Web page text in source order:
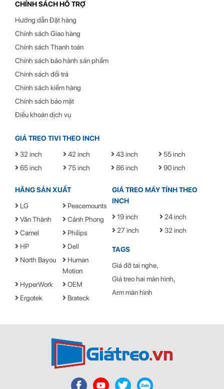
CHÍNH SÁCH HỖ TRỢ
Hướng dẫn Đặt hàng
Chính sách Giao hàng
Chính sách Thanh toán
Chính sách bảo hành sản phẩm
Chính sách đổi trả
Chính sách kiểm hàng
Chính sách bảo mật
Điều khoản dịch vụ
GIÁ TREO TIVI THEO INCH
32 inch
42 inch 43 inch
55 inch
65 inch
75 inch 86 inch 90 inch
HÃNG SẢN XUẤT
LG
Peacemounts
Văn Thành
Cảnh Phong
Camel
Philips
HP
Dell
North Bayou
Human
Motion
HyperWork
OEM
Ergotek
Brateck
GIÁ TREO MÁY TÍNH THEO
INCH
19 inch
24 inch
27 inch
32 inch
TAGS
Giá đỡ tai nghe
Giá treo hai màn hình
Arm màn hình